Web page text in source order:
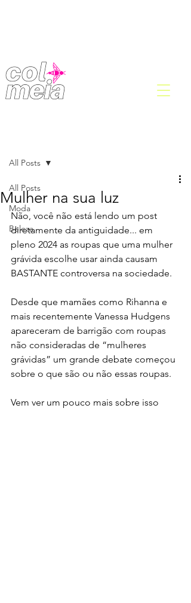
All Posts
Moda
Beleza
All Posts
Mulher na sua luz
Não, você não está lendo um post
diretamente da antiguidade... em
pleno 2024 as roupas que uma mulher
grávida escolhe usar ainda causam
BASTANTE controversa na sociedade.
Desde que mamães como Rihanna e
mais recentemente Vanessa Hudgens
apareceram de barrigão com roupas
não consideradas de “mulheres
grávidas” um grande debate começou
sobre o que são ou não essas roupas.
Vem ver um pouco mais sobre isso